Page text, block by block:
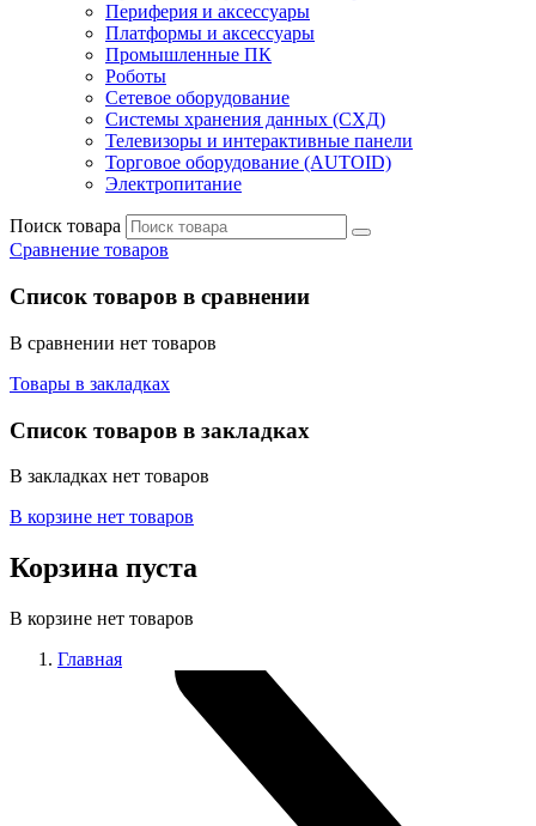
Периферия и аксессуары
Платформы и аксессуары
Промышленные ПК
Роботы
Сетевое оборудование
Системы хранения данных (СХД)
Телевизоры и интерактивные панели
Торговое оборудование (AUTOID)
Электропитание
Поиск товара
Сравнение товаров
Список товаров в сравнении
В сравнении нет товаров
Товары в закладках
Список товаров в закладках
В закладках нет товаров
В корзине нет товаров
Корзина пуста
В корзине нет товаров
Главная